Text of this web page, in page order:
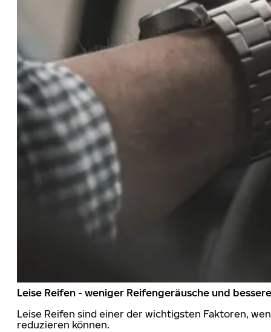
Leise Reifen - weniger Reifengeräusche und
Leise Reifen sind einer der wichtigsten Faktoren,
reduzieren können.